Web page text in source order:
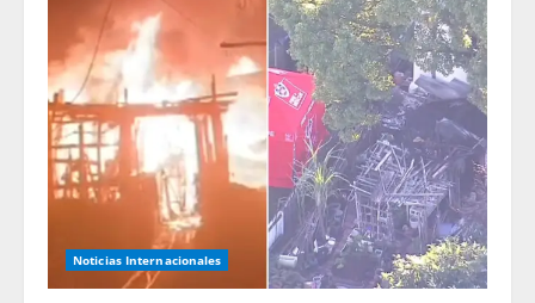
Noticias Internacionales